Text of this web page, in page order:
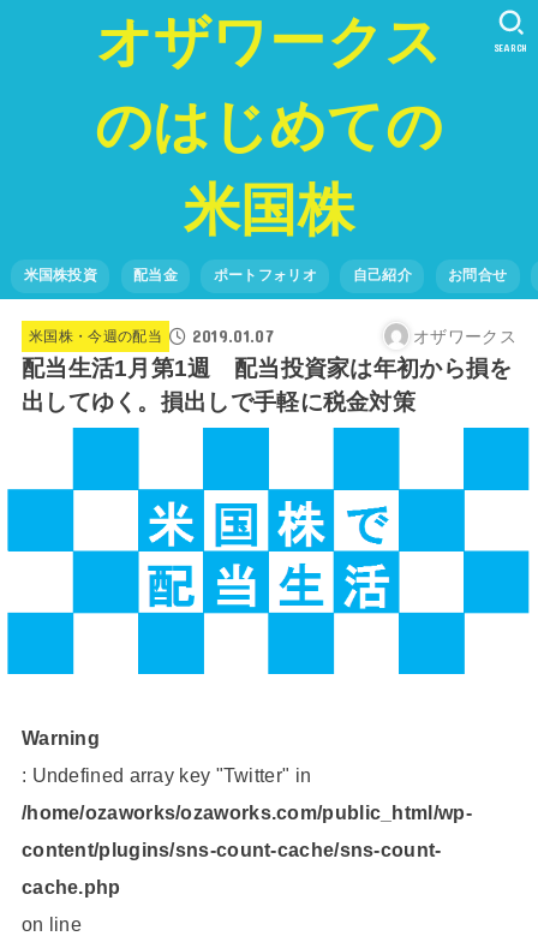
オザワークス
のはじめての
米国株
米国株投資 配当金 ポートフォリオ 自己紹介 お問合せ
SEARCH
米国株・今週の配当 2019.01.07 オザワークス
配当生活1月第1週 配当投資家は年初から損を
出してゆく。損出しで手軽に税金対策
Warning
: Undefined array key "Twitter" in
/home/ozaworks/ozaworks.com/public_html/wp-
content/plugins/sns-count-cache/sns-count-
cache.php
on line